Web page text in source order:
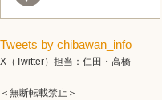
Tweets by chibawan_info
X（Twitter）担当：仁田・高橋
＜無断転載禁止＞